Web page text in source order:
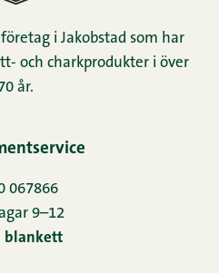
i Jakobstad som har
och charkprodukter i över
år.
067866
9–12
blankett